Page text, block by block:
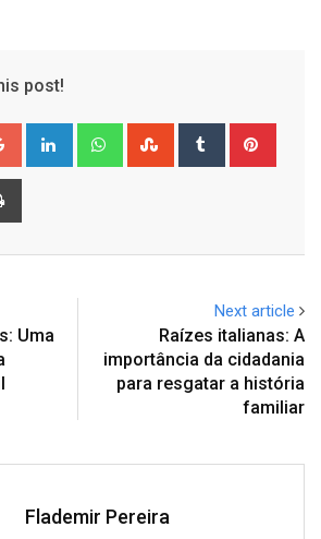
post!
Google+ LinkedIn WhatsappStumbleUpon
Tumblr
Uma
Next article
Raízes italianas: A
importância da cidadania
para resgatar a história
familiar
Flademir Pereira